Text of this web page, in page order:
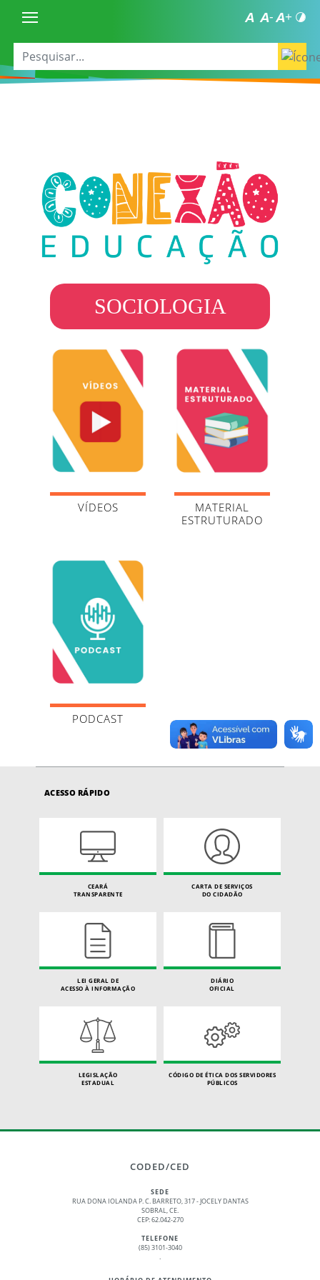
SOCIOLOGIA
VÍDEOS
MATERIAL
ESTRUTURADO
PODCAST
ACESSO RÁPIDO
CEARÁ
TRANSPARENTE
CARTA DE SERVIÇOS
DO CIDADÃO
LEI GERAL DE
ACESSO À INFORMAÇÃO
DIÁRIO
OFICIAL
LEGISLAÇÃO
ESTADUAL
CÓDIGO DE ÉTICA DOS SERVIDORES
PÚBLICOS
CODED/CED
SEDE
RUA DONA IOLANDA P. C. BARRETO, 317 - JOCELY DANTAS
SOBRAL, CE.
CEP: 62.042-270
TELEFONE
(85) 3101-3040
.